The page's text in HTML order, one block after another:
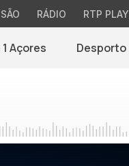
RÁDIO RTP PLAY
Açores Desporto